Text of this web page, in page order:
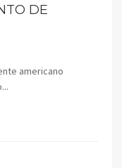
DE
americano